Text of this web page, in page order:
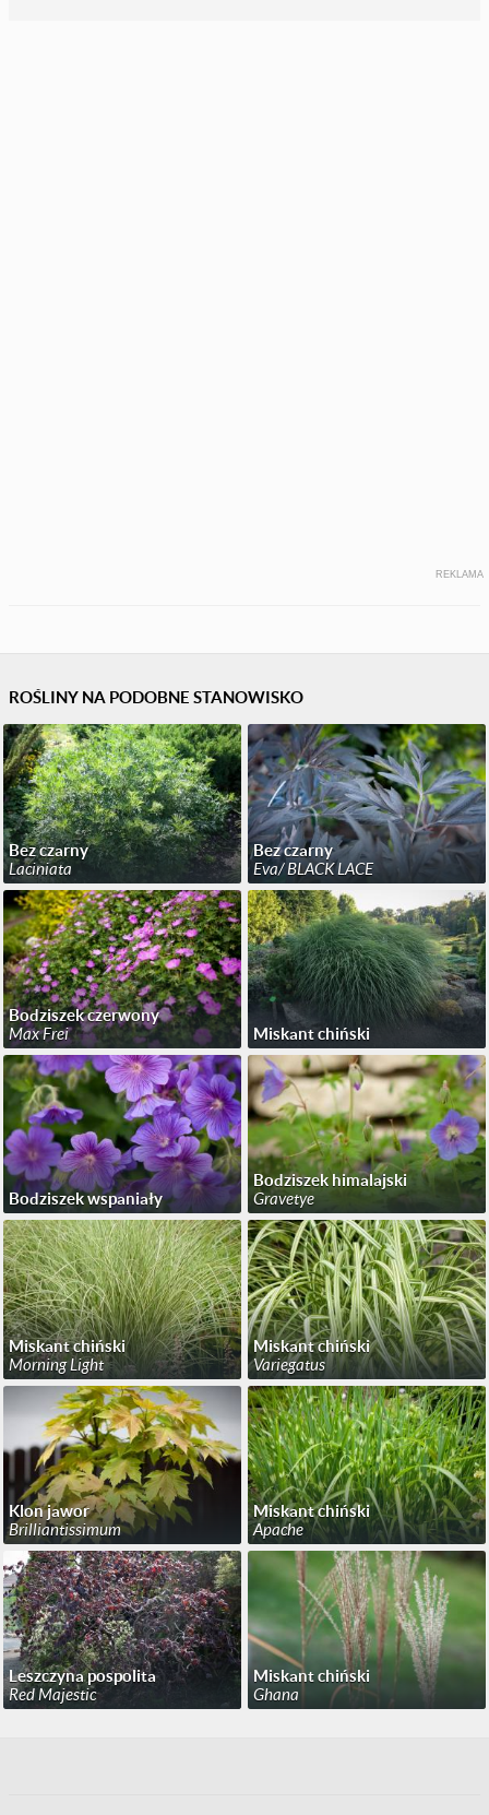
REKLAMA
ROŚLINY NA PODOBNE STANOWISKO
Bez czarny
Laciniata
Bez czarny
Eva/ BLACK LACE
Bodziszek czerwony
Max Frei
Miskant chiński
Bodziszek wspaniały
Bodziszek himalajski
Gravetye
Miskant chiński
Morning Light
Miskant chiński
Variegatus
Klon jawor
Brilliantissimum
Miskant chiński
Apache
Leszczyna pospolita
Red Majestic
Miskant chiński
Ghana